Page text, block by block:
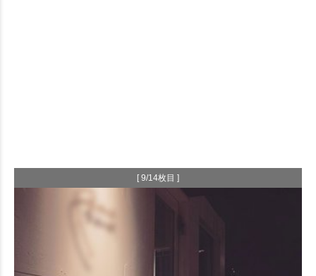
[ 9/14枚目 ]